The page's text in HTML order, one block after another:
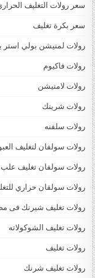
سعر رولات التغليف
سعر بكرة تغليف
رولات لمنيشن بولي استر
رولات فاكيوم
رولات لامنيشن
رولات شرينك
رولات سلفنه
رولات سولفان لتغليف
رولات سولفان تغليف علب
رولات سولفان حراري
رولات تغليف شيرنك فى
رولات تغليف الشوكولاته
رولات تغليف
رولات تغليف شرنك